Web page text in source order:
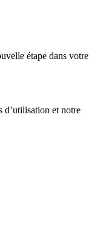
étape dans votre
d’utilisation et notre